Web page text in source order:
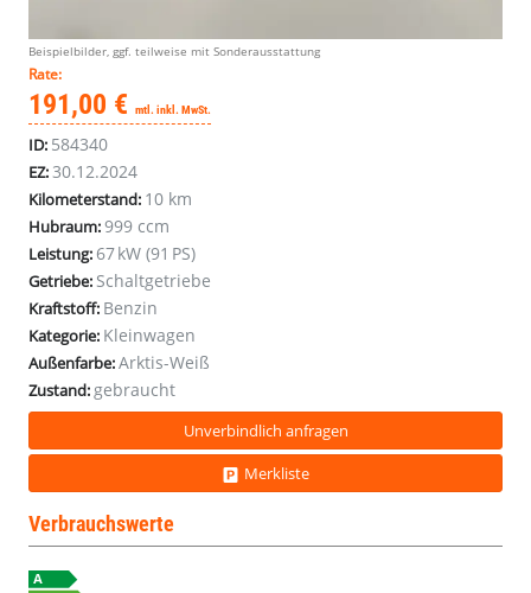
Beispielbilder, ggf. teilweise mit Sonderausstattung
Rate:
191,00 € mtl. inkl. MwSt.
ID: 584340
EZ:30.12.2024
Kilometerstand: 10 km
Hubraum:999 ccm
Leistung:67 kW (91 PS)
Getriebe: Schaltgetriebe
Kraftstoff: Benzin
Kategorie: Kleinwagen
Außenfarbe:Arktis-Weiß
Zustand: gebraucht
Unverbindlich anfragen
Merkliste
Verbrauchswerte